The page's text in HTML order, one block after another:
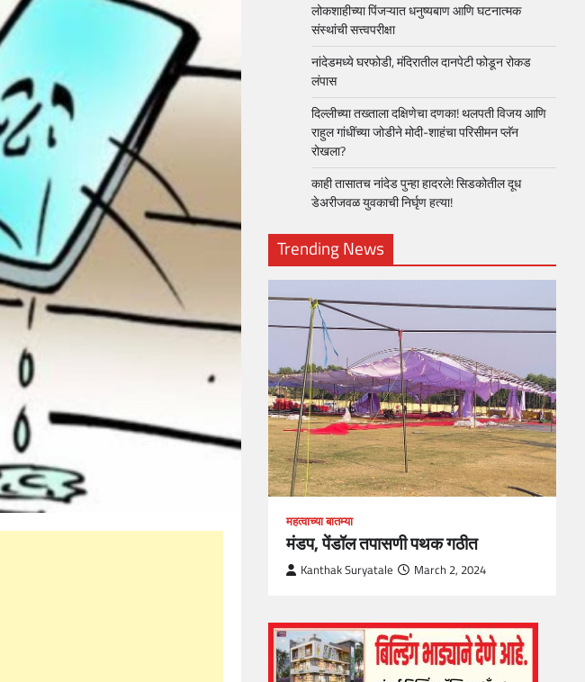
लोकशाहीच्या पिंजऱ्यात धनुष्यबाण आणि घटनात्मक
संस्थांची सत्त्वपरीक्षा
नांदेडमध्ये घरफोडी, मंदिरातील दानपेटी फोडून रोकड
लंपास
दिल्लीच्या तख्ताला दक्षिणेचा दणका! थलपती विजय आणि
राहुल गांधींच्या जोडीने मोदी-शाहंचा परिसीमन प्लॅन
रोखला?
काही तासातच नांदेड पुन्हा हादरले! सिडकोतील दूध
डेअरीजवळ युवकाची निर्घृण हत्या!
Trending News
बातम्या
What Is a Front-End Developer?
How to Become One, Salary, Skills
Kanthak Suryatale
महत्वाच्या बातम्या
मंडप, पेंडॉल तपासणी पथक गठीत
Kanthak Suryatale March 2, 2024